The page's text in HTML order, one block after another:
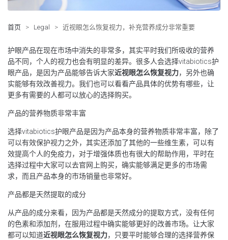
首页 > Legal > 近视眼怎么恢复视力，补充营养成分非常重要
护眼产品在现在市场中消失的非常多，其实平时我们所吸收的营养
品不同，个人的视力也会有明显的差异。很多人会选择vitabiotics护
眼产品，是因为产品能够告诉大家近视眼怎么恢复视力，另外也确
实能够有效改善视力。我们也可以看看产品具体的优势有哪些，让
更多有需要的人都可以放心的选择购买。
产品的营养物质非常丰富
选择vitabiotics护眼产品是因为产品本身的营养物质非常丰富，除了
可以有效保护视力之外，其实还添加了其他的一些维生素，可以有
效提高个人的免疫力，对于增强体质也有很大的帮助作用，平时在
选择过程中大家可以去官网上购买，确实能够满足更多的市场需
求，而且产品本身的市场销量也非常好。
产品都是天然提取的成分
从产品的成分来看，因为产品都是天然成分的提取方式，没有任何
的色素和添加剂，在服用过程中确实能够更好的改善市场。让大家
都可以知道近视眼怎么恢复视力，只要平时能够合理的选择营养保